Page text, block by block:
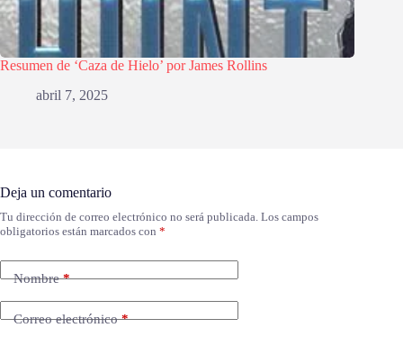
Resumen de ‘Caza de Hielo’ por James Rollins
abril 7, 2025
Deja un comentario
Tu dirección de correo electrónico no será publicada. Los campos
obligatorios están marcados con *
Nombre*
Correo electrónico*